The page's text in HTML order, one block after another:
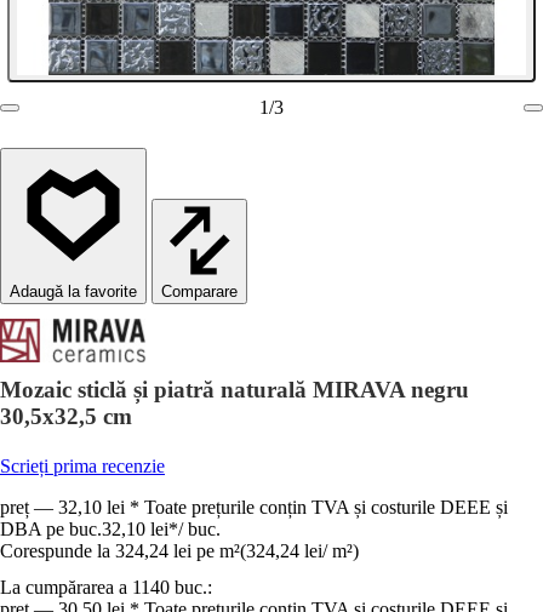
1/3
Comparare
Mozaic sticlă și piatră naturală MIRAVA negru
30,5x32,5 cm
Scrieți prima recenzie
preț — 32,10 lei * Toate prețurile conțin TVA și costurile DEEE și
DBA pe buc.32,10 lei*/ buc.
Corespunde la 324,24 lei pe m²(324,24 lei/ m²)
La cumpărarea a 1140 buc.: